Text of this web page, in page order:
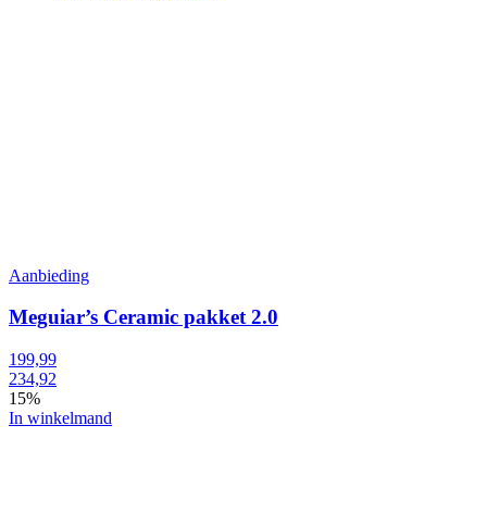
Aanbieding
Meguiar’s Ceramic pakket 2.0
199,99
234,92
15%
In winkelmand